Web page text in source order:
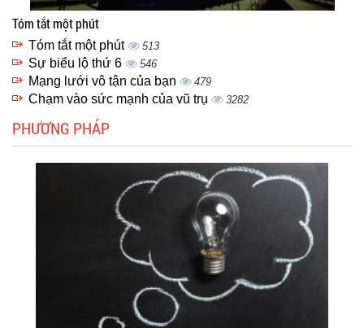
Tóm tắt một phút
Tóm tắt một phút 513
Sự biểu lộ thứ 6 546
Mạng lưới vô tận của bạn 479
Chạm vào sức mạnh của vũ trụ 3282
PHƯƠNG PHÁP